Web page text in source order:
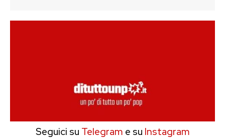
Seguici su Telegram e su Instagram